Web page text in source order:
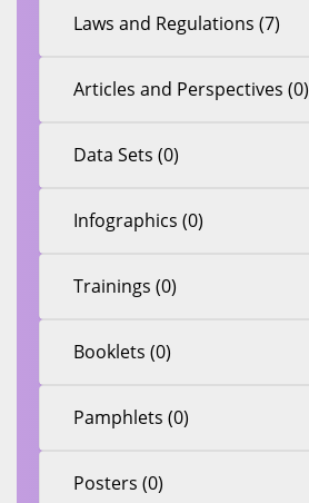
Laws and Regulations (7)
Articles and Perspectives (0)
Data Sets (0)
Infographics (0)
Trainings (0)
Booklets (0)
Pamphlets (0)
Posters (0)